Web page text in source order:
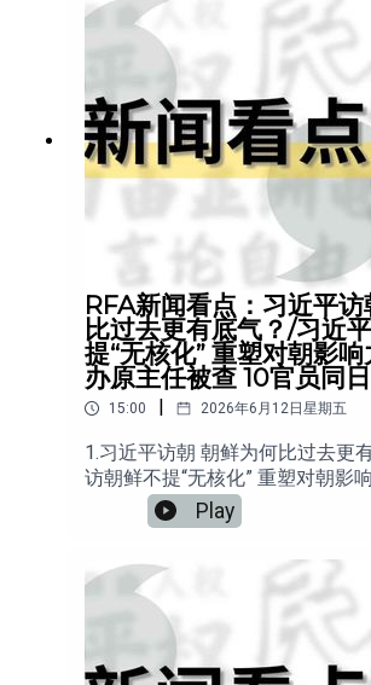
RFA新闻看点：习近平
比过去更有底气？/习近
提“无核化” 重塑对朝影
办原主任被查 10官员同
15:00 | 2026年6月12日星期五
1.习近平访朝 朝鲜为何比过去更
访朝鲜不提“无核化” 重塑对朝影
制衡美日3.中央巡视办原主任被
马4.地摊车销售涨600% 多地夜市
银行业 被罚金额增15% 金融监管
六四37年: 那个充满理想的年轻人
Play